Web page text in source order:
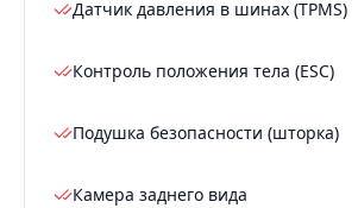
Датчик давления в шинах (TPMS)
Контроль положения тела (ESC)
Подушка безопасности (шторка)
Камера заднего вида